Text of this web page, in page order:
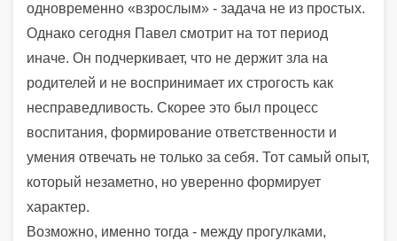
одновременно «взрослым» - задача не из простых.
Однако сегодня Павел смотрит на тот период
иначе. Он подчеркивает, что не держит зла на
родителей и не воспринимает их строгость как
несправедливость. Скорее это был процесс
воспитания, формирование ответственности и
умения отвечать не только за себя. Тот самый опыт,
который незаметно, но уверенно формирует
характер.
Возможно, именно тогда - между прогулками,